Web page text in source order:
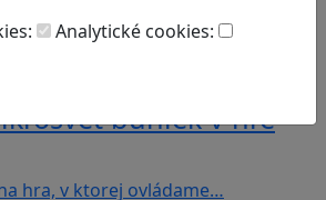
Analytické cookies:
buniek v hre
hra, v ktorej ovládame…